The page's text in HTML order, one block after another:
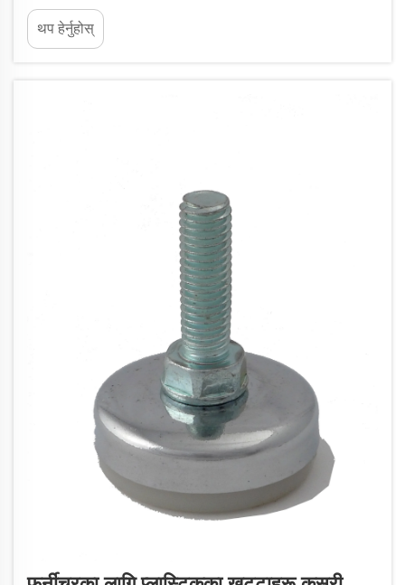
अधिकांश किराना पसलहरूले अब पुरानो फ्यासनका रबरका
टायरहरूको सट्टामा शपिङ कार्टहरूमा पोलियुरेथेन व्हीलहरू प्रयोग
गर्छन्। अनुसार...
थप हेर्नुहोस्